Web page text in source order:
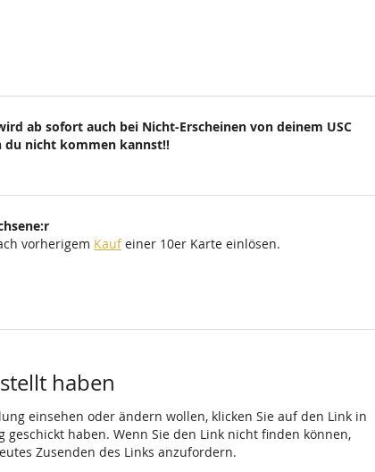
ab sofort auch bei Nicht-Erscheinen von deinem USC
du nicht kommen kannst!!
vorherigem Kaufeiner 10er Karte einlösen.
haben
einsehen oder ändern wollen, klicken Sie auf den Link in
haben. Wenn Sie den Link nicht finden können,
Zusenden des Links anzufordern.